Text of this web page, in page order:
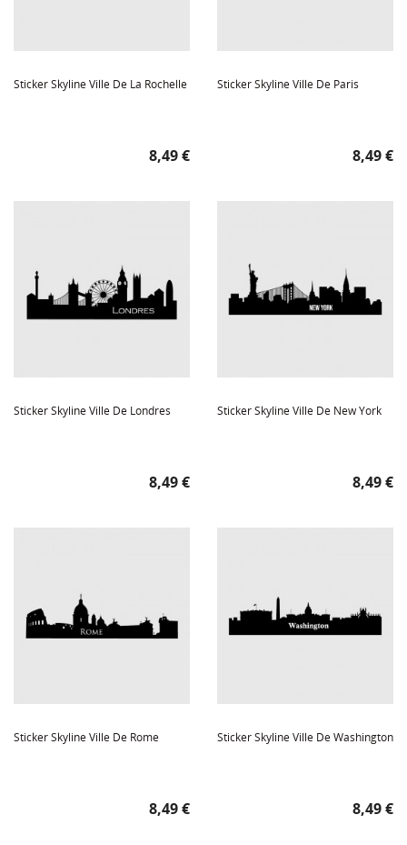
Sticker Skyline Ville De La Rochelle
Prix
8,49 €
Sticker Skyline Ville De Paris
Prix
8,49 €
Sticker Skyline Ville De Londres
Prix
8,49 €
Sticker Skyline Ville De New York
Prix
8,49 €
Sticker Skyline Ville De Rome
Prix
8,49 €
Sticker Skyline Ville De Washington
Prix
8,49 €